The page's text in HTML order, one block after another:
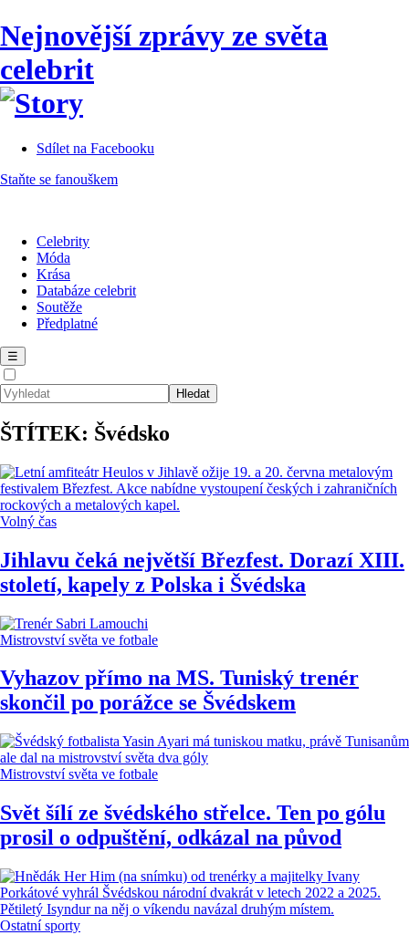
Nejnovější zprávy ze světa
celebrit
Sdílet na Facebooku
Staňte se fanouškem
Celebrity
Móda
Krása
Databáze celebrit
Soutěže
Předplatné
☰
ŠTÍTEK: Švédsko
Volný čas
Jihlavu čeká největší Březfest. Dorazí XIII.
století, kapely z Polska i Švédska
Mistrovství světa ve fotbale
Vyhazov přímo na MS. Tuniský trenér
skončil po porážce se Švédskem
Mistrovství světa ve fotbale
Svět šílí ze švédského střelce. Ten po gólu
prosil o odpuštění, odkázal na původ
Ostatní sporty